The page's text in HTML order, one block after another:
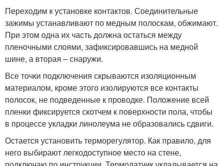
Переходим к установке контактов. Соединительные
зажимы устанавливают по медным полоскам, обжимают.
При этом одна их часть должна остаться между
пленочными слоями, зафиксировавшись на медной
шине, а вторая – снаружи.
Все точки подключения скрываются изоляционным
материалом, кроме этого изолируются все контакты
полосок, не подведенные к проводке. Положение всей
пленки фиксируется скотчем к поверхности пола, чтобы
в процессе укладки линолеума не образовались сдвиги.
Остается установить терморегулятор. Как правило, для
него выбирают легкодоступное место на стене,